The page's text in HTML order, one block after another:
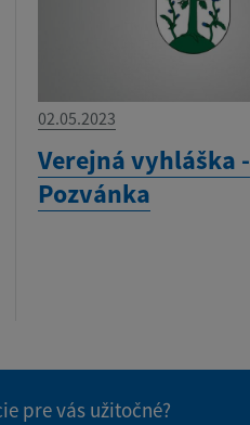
02.05.2023
Verejná vyhláška -
Pozvánka
pre vás užitočné?